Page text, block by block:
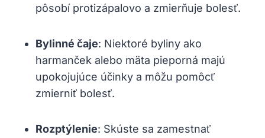
pôsobí protizápalovo a zmierňuje bolesť.
Bylinné čaje: Niektoré byliny ako
harmanček alebo mäta pieporná majú
upokojujúce účinky a môžu pomôcť
zmierniť bolesť.
Rozptýlenie: Skúste sa zamestnať